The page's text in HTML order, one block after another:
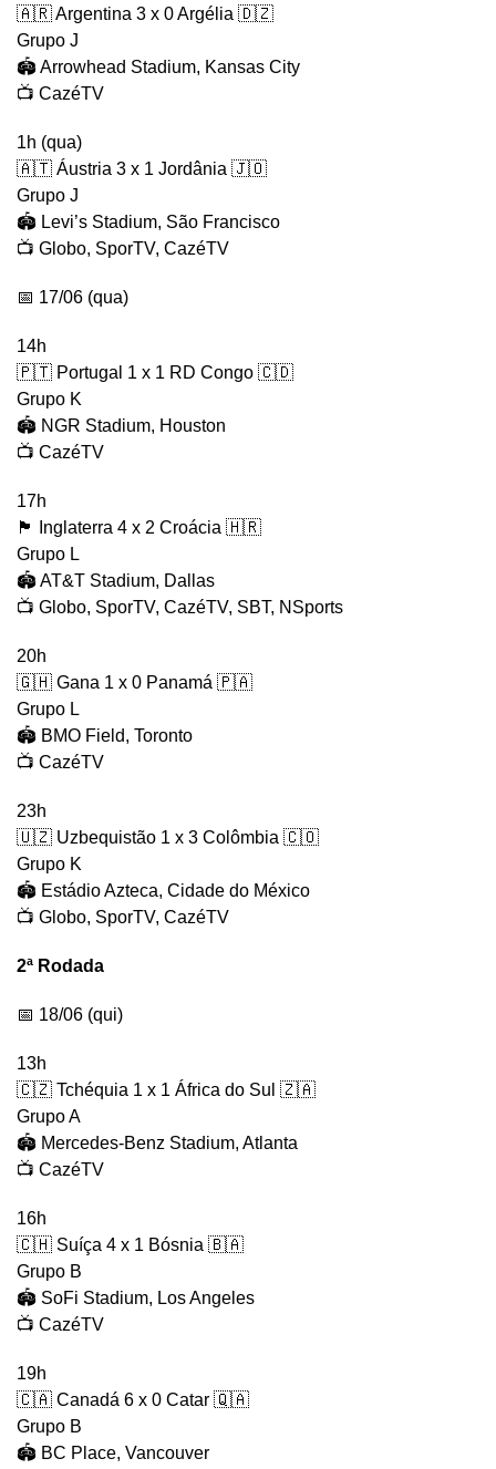
🇦🇷 Argentina 3 x 0 Argélia 🇩🇿
Grupo J
🏟️ Arrowhead Stadium, Kansas City
📺 CazéTV
1h (qua)
🇦🇹 Áustria 3 x 1 Jordânia 🇯🇴
Grupo J
🏟️ Levi’s Stadium, São Francisco
📺 Globo, SporTV, CazéTV
📅 17/06 (qua)
14h
🇵🇹 Portugal 1 x 1 RD Congo 🇨🇩
Grupo K
🏟️ NGR Stadium, Houston
📺 CazéTV
17h
🏴󠁧󠁢󠁥󠁮󠁧󠁿 Inglaterra 4 x 2 Croácia 🇭🇷
Grupo L
🏟️ AT&T Stadium, Dallas
📺 Globo, SporTV, CazéTV, SBT, NSports
20h
🇬🇭 Gana 1 x 0 Panamá 🇵🇦
Grupo L
🏟️ BMO Field, Toronto
📺 CazéTV
23h
🇺🇿 Uzbequistão 1 x 3 Colômbia 🇨🇴
Grupo K
🏟️ Estádio Azteca, Cidade do México
📺 Globo, SporTV, CazéTV
2ª Rodada
📅 18/06 (qui)
13h
🇨🇿 Tchéquia 1 x 1 África do Sul 🇿🇦
Grupo A
🏟️ Mercedes-Benz Stadium, Atlanta
📺 CazéTV
16h
🇨🇭 Suíça 4 x 1 Bósnia 🇧🇦
Grupo B
🏟️ SoFi Stadium, Los Angeles
📺 CazéTV
19h
🇨🇦 Canadá 6 x 0 Catar 🇶🇦
Grupo B
🏟️ BC Place, Vancouver